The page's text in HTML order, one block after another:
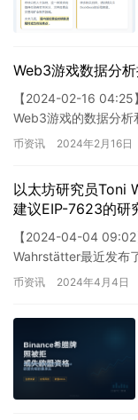
Web3游戏数据分
【2024-02-16
Web3游戏的数据分析
融资，共计800万美元
币资讯 2024年2月16日
以太坊研究员Toni
建议EIP-7623的研
【2024-04-04
Wahrstätter最近发布
高以太坊交易中用于
币资讯 2024年4月4日